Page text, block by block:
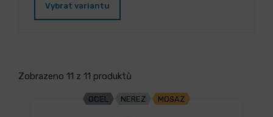
Vybrat variantu
Zobrazeno 11 z 11 produktů
OCEL NEREZ MOSAZ